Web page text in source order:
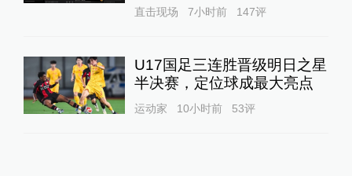
直击现场 7小时前 147评
U17国足三连胜晋级明日之星
半决赛，定位球成最大亮点
运动家 10小时前 53评